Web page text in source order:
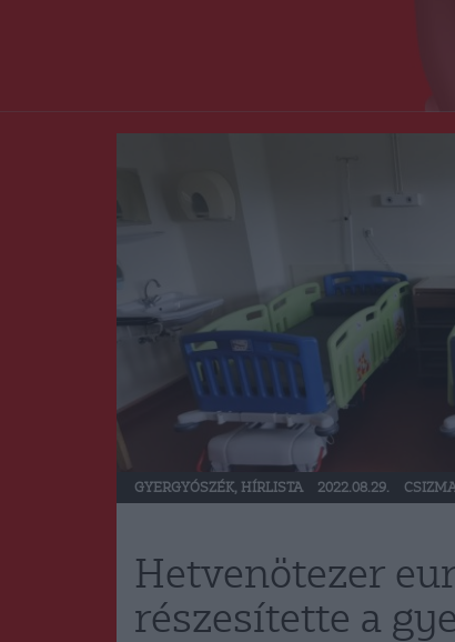
GYERGYÓSZÉK, HÍRLISTA 2022.08.29.
Hetvenötezer
részesítette a